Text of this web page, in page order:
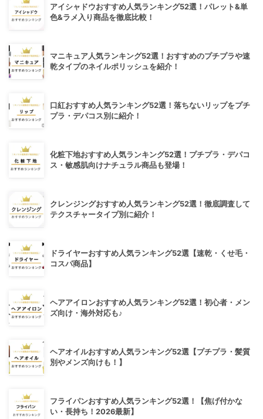
アイシャドウおすすめ人気ランキング52選！パレット&単
色&ラメ入り商品を徹底比較！
マニキュア人気ランキング52選！おすすめのプチプラや速
乾タイプのネイルポリッシュを紹介！
口紅おすすめ人気ランキング52選！落ちないリップをプチ
プラ・デパコス別に紹介！
化粧下地おすすめ人気ランキング52選！プチプラ・デパコ
ス・敏感肌向けナチュラル商品も登場！
クレンジングおすすめ人気ランキング52選！徹底調査して
テクスチャータイプ別に紹介！
ドライヤーおすすめ人気ランキング52選【速乾・くせ毛・
コスパ商品】
ヘアアイロンおすすめ人気ランキング52選！初心者・メン
ズ向け・海外対応も♪
ヘアオイルおすすめ人気ランキング52選【プチプラ・髪質
別やメンズ向けも！】
フライパンおすすめ人気ランキング52選！【焦げ付かな
い・長持ち！2026最新】